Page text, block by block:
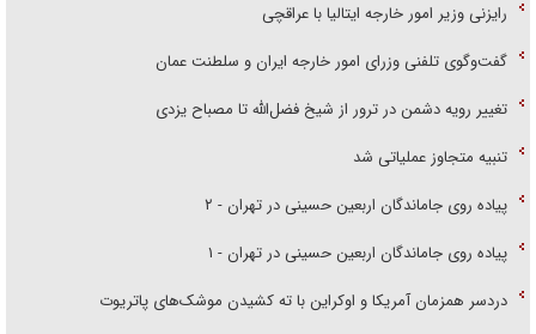
رایزنی وزیر امور خارجه ایتالیا با عراقچی
گفت‌وگوی تلفنی وزرای امور خارجه ایران و سلطنت عمان
تغییر رویه دشمن در ترور از شیخ فضل‌الله تا مصباح یزدی
تنبیه متجاوز عملیاتی شد
پیاده روی جاماندگان اربعین حسینی در تهران - ۲
پیاده روی جاماندگان اربعین حسینی در تهران - ۱
دردسر همزمان آمریکا و اوکراین با ته کشیدن موشک‌های پاتریوت